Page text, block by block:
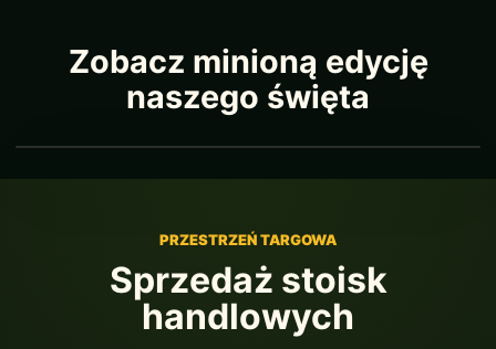
Zobacz minioną edycję
naszego święta
PRZESTRZEŃ TARGOWA
Sprzedaż stoisk
handlowych